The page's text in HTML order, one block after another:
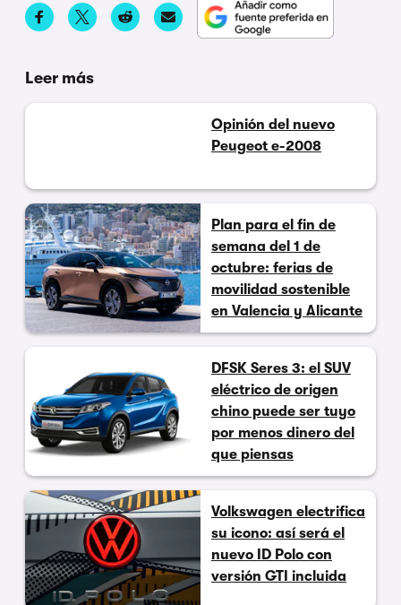
Leer más
Opinión del nuevo
Peugeot e-2008
Plan para el fin de
semana del 1 de
octubre: ferias de
movilidad sostenible
en Valencia y Alicante
DFSK Seres 3: el SUV
eléctrico de origen
chino puede ser tuyo
por menos dinero del
que piensas
Volkswagen electrifica
su icono: así será el
nuevo ID Polo con
versión GTI incluida